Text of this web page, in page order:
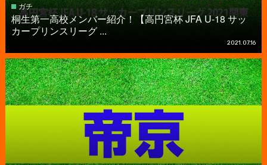
ガチ
桐生第一高校メンバー紹介！【高円宮杯 JFA U-18 サッ
カープリンスリーグ ...
2021.07.16